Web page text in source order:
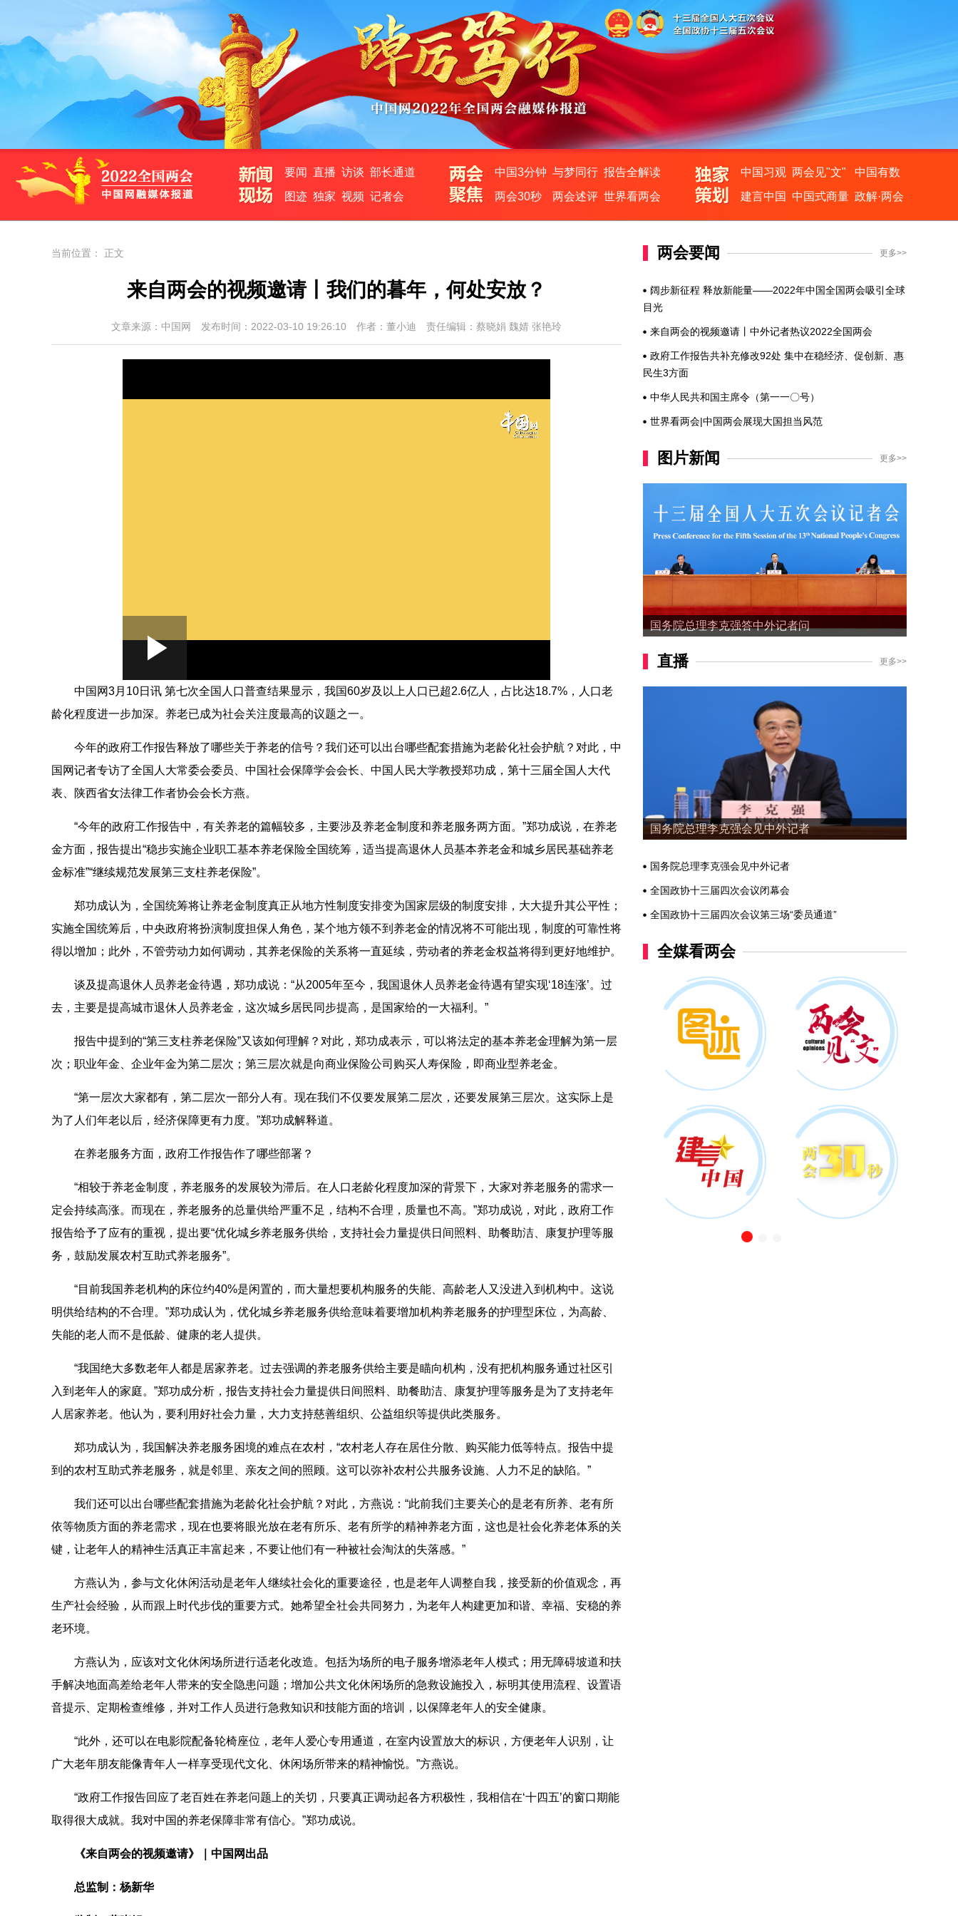
要闻
图迹
直播
独家
访谈
视频
部长通道
记者会
中国3分钟
两会30秒
与梦同行
两会述评
报告全解读
世界看两会
中国习观
建言中国
两会见"文"
中国式商量
中国有数
政解·两会
当前位置： 正文
来自两会的视频邀请丨我们的暮年，何处安放？
文章来源： 中国网 发布时间：2022-03-10 19:26:10 作者：董小迪 责任编辑：蔡晓娟 魏婧 张艳玲
Play
Video
0.43%
Picture
中国网3月10日讯 第七次全国人口普查结果显示，我国60岁及以上人口已超2.6亿人，占比达18.7%，人口老
龄化程度进一步加深。养老已成为社会关注度最高的议题之一。
今年的政府工作报告释放了哪些关于养老的信号？我们还可以出台哪些配套措施为老龄化社会护航？对此，中
国网记者专访了全国人大常委会委员、中国社会保障学会会长、中国人民大学教授郑功成，第十三届全国人大代
表、陕西省女法律工作者协会会长方燕。
“今年的政府工作报告中，有关养老的篇幅较多，主要涉及养老金制度和养老服务两方面。”郑功成说，在养老
金方面，报告提出“稳步实施企业职工基本养老保险全国统筹，适当提高退休人员基本养老金和城乡居民基础养老
金标准”“继续规范发展第三支柱养老保险”。
郑功成认为，全国统筹将让养老金制度真正从地方性制度安排变为国家层级的制度安排，大大提升其公平性；
实施全国统筹后，中央政府将扮演制度担保人角色，某个地方领不到养老金的情况将不可能出现，制度的可靠性将
得以增加；此外，不管劳动力如何调动，其养老保险的关系将一直延续，劳动者的养老金权益将得到更好地维护。
谈及提高退休人员养老金待遇，郑功成说：“从2005年至今，我国退休人员养老金待遇有望实现‘18连涨’。过
去，主要是提高城市退休人员养老金，这次城乡居民同步提高，是国家给的一大福利。”
报告中提到的“第三支柱养老保险”又该如何理解？对此，郑功成表示，可以将法定的基本养老金理解为第一层
次；职业年金、企业年金为第二层次；第三层次就是向商业保险公司购买人寿保险，即商业型养老金。
“第一层次大家都有，第二层次一部分人有。现在我们不仅要发展第二层次，还要发展第三层次。这实际上是
为了人们年老以后，经济保障更有力度。”郑功成解释道。
在养老服务方面，政府工作报告作了哪些部署？
“相较于养老金制度，养老服务的发展较为滞后。在人口老龄化程度加深的背景下，大家对养老服务的需求一
定会持续高涨。而现在，养老服务的总量供给严重不足，结构不合理，质量也不高。”郑功成说，对此，政府工作
报告给予了应有的重视，提出要“优化城乡养老服务供给，支持社会力量提供日间照料、助餐助洁、康复护理等服
务，鼓励发展农村互助式养老服务”。
“目前我国养老机构的床位约40%是闲置的，而大量想要机构服务的失能、高龄老人又没进入到机构中。这说
明供给结构的不合理。”郑功成认为，优化城乡养老服务供给意味着要增加机构养老服务的护理型床位，为高龄、
失能的老人而不是低龄、健康的老人提供。
“我国绝大多数老年人都是居家养老。过去强调的养老服务供给主要是瞄向机构，没有把机构服务通过社区引
入到老年人的家庭。”郑功成分析，报告支持社会力量提供日间照料、助餐助洁、康复护理等服务是为了支持老年
人居家养老。他认为，要利用好社会力量，大力支持慈善组织、公益组织等提供此类服务。
郑功成认为，我国解决养老服务困境的难点在农村，“农村老人存在居住分散、购买能力低等特点。报告中提
到的农村互助式养老服务，就是邻里、亲友之间的照顾。这可以弥补农村公共服务设施、人力不足的缺陷。”
我们还可以出台哪些配套措施为老龄化社会护航？对此，方燕说：“此前我们主要关心的是老有所养、老有所
依等物质方面的养老需求，现在也要将眼光放在老有所乐、老有所学的精神养老方面，这也是社会化养老体系的关
键，让老年人的精神生活真正丰富起来，不要让他们有一种被社会淘汰的失落感。”
方燕认为，参与文化休闲活动是老年人继续社会化的重要途径，也是老年人调整自我，接受新的价值观念，再
生产社会经验，从而跟上时代步伐的重要方式。她希望全社会共同努力，为老年人构建更加和谐、幸福、安稳的养
老环境。
方燕认为，应该对文化休闲场所进行适老化改造。包括为场所的电子服务增添老年人模式；用无障碍坡道和扶
手解决地面高差给老年人带来的安全隐患问题；增加公共文化休闲场所的急救设施投入，标明其使用流程、设置语
音提示、定期检查维修，并对工作人员进行急救知识和技能方面的培训，以保障老年人的安全健康。
“此外，还可以在电影院配备轮椅座位，老年人爱心专用通道，在室内设置放大的标识，方便老年人识别，让
广大老年朋友能像青年人一样享受现代文化、休闲场所带来的精神愉悦。”方燕说。
“政府工作报告回应了老百姓在养老问题上的关切，只要真正调动起各方积极性，我相信在‘十四五’的窗口期能
取得很大成就。我对中国的养老保障非常有信心。”郑功成说。
《来自两会的视频邀请》｜中国网出品
总监制：杨新华
两会要闻 更多>>
阔步新征程 释放新能量——2022年中国全国两会吸引全球
目光
来自两会的视频邀请丨中外记者热议2022全国两会
政府工作报告共补充修改92处 集中在稳经济、促创新、惠
民生3方面
中华人民共和国主席令（第一一〇号）
世界看两会|中国两会展现大国担当风范
图片新闻 更多>>
国务院总理李克强答中外记者问
直播 更多>>
国务院总理李克强会见中外记者
国务院总理李克强会见中外记者
全国政协十三届四次会议闭幕会
全国政协十三届四次会议第三场“委员通道”
全媒看两会